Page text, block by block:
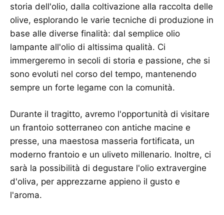
storia dell'olio, dalla coltivazione alla raccolta delle
olive, esplorando le varie tecniche di produzione in
base alle diverse finalità: dal semplice olio
lampante all'olio di altissima qualità. Ci
immergeremo in secoli di storia e passione, che si
sono evoluti nel corso del tempo, mantenendo
sempre un forte legame con la comunità.
Durante il tragitto, avremo l'opportunità di visitare
un frantoio sotterraneo con antiche macine e
presse, una maestosa masseria fortificata, un
moderno frantoio e un uliveto millenario. Inoltre, ci
sarà la possibilità di degustare l'olio extravergine
d'oliva, per apprezzarne appieno il gusto e
l'aroma.